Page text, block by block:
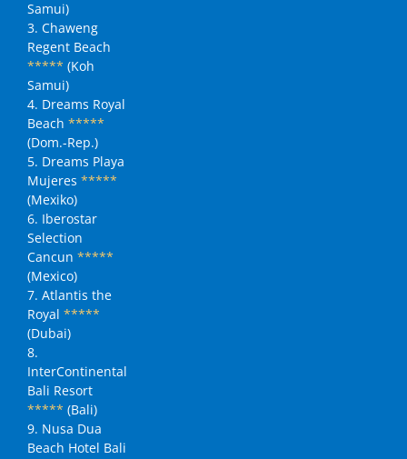
Samui)
3. Chaweng
Regent Beach
***** (Koh
Samui)
4. Dreams Royal
Beach *****
(Dom.-Rep.)
5. Dreams Playa
Mujeres *****
(Mexiko)
6. Iberostar
Selection
Cancun *****
(Mexico)
7. Atlantis the
Royal *****
(Dubai)
8.
InterContinental
Bali Resort
***** (Bali)
9. Nusa Dua
Beach Hotel Bali